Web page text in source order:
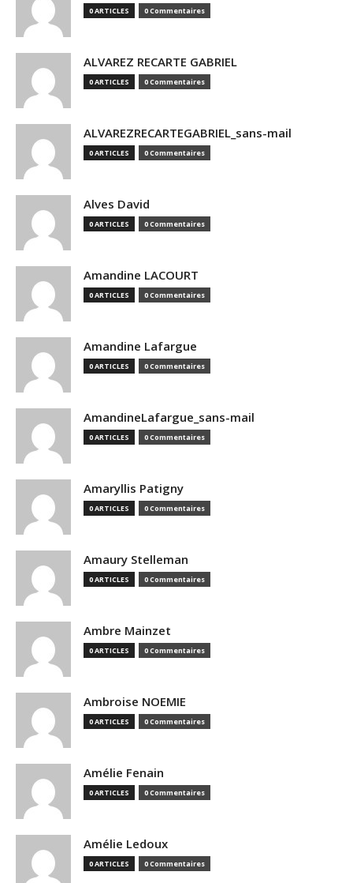
0 ARTICLES 0 Commentaires
ALVAREZ RECARTE GABRIEL
0 ARTICLES 0 Commentaires
ALVAREZRECARTEGABRIEL_sans-mail
0 ARTICLES 0 Commentaires
Alves David
0 ARTICLES 0 Commentaires
Amandine LACOURT
0 ARTICLES 0 Commentaires
Amandine Lafargue
0 ARTICLES 0 Commentaires
AmandineLafargue_sans-mail
0 ARTICLES 0 Commentaires
Amaryllis Patigny
0 ARTICLES 0 Commentaires
Amaury Stelleman
0 ARTICLES 0 Commentaires
Ambre Mainzet
0 ARTICLES 0 Commentaires
Ambroise NOEMIE
0 ARTICLES 0 Commentaires
Amélie Fenain
0 ARTICLES 0 Commentaires
Amélie Ledoux
0 ARTICLES 0 Commentaires